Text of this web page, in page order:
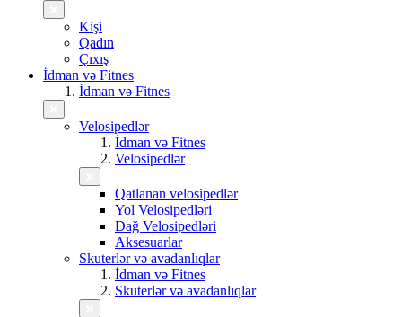
Kişi
Qadın
Çıxış
İdman və Fitnes
İdman və Fitnes
Velosipedlər
İdman və Fitnes
Velosipedlər
Qatlanan velosipedlər
Yol Velosipedləri
Dağ Velosipedləri
Aksesuarlar
Skuterlər və avadanlıqlar
İdman və Fitnes
Skuterlər və avadanlıqlar